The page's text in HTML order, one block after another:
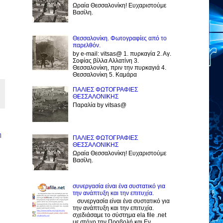
Ωραία Θεσσαλονίκη! Ευχαριστούμε
Βασίλη.
Θεσσαλονίκη. Φωτογραφίες από το
παρελθόν.
by e-mail: vitsas@ 1. πυρκαγία 2. Αγ.
Σοφίας βίλλα Αλλατίνη 3.
Θεσσαλονίκη, πριν την πυρκαγιά 4.
Θεσσαλονίκη 5. Καμάρα
ΠΑΛΙΕΣ ΦΩΤΟΓΡΑΦΙΕΣ
ΘΕΣΣΑΛΟΝΙΚΗΣ
Παραλία by vitsas@
ΠΑΛΙΕΣ ΦΩΤΟΓΡΑΦΙΕΣ
ΘΕΣΣΑΛΟΝΙΚΗΣ
Ωραία Θεσσαλονίκη! Ευχαριστούμε
Βασίλη.
συνεργασία είναι ένα συστατικό για
την ανάπτυξη και την επιτυχία.
συνεργασία είναι ένα συστατικό για
την ανάπτυξη και την επιτυχία.
σχεδιάσαμε το σύστημα ela file .net